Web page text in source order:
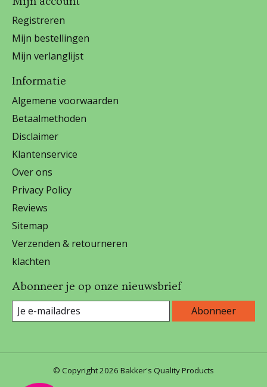
Registreren
Mijn bestellingen
Mijn verlanglijst
Informatie
Algemene voorwaarden
Betaalmethoden
Disclaimer
Klantenservice
Over ons
Privacy Policy
Reviews
Sitemap
Verzenden & retourneren
klachten
Abonneer je op onze nieuwsbrief
Abonneer
© Copyright 2026 Bakker's Quality Products